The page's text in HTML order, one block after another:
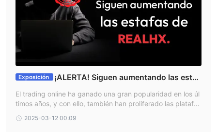
Exposición
¡ALERTA! Siguen aumentando las estaf
El trading online ha ganado una gran popularidad en los úl
timos años, y con ello, también han proliferado las platafor
ntroversia es TradeEU Global, una empresa que ha dejado
2025-03-12 00:09